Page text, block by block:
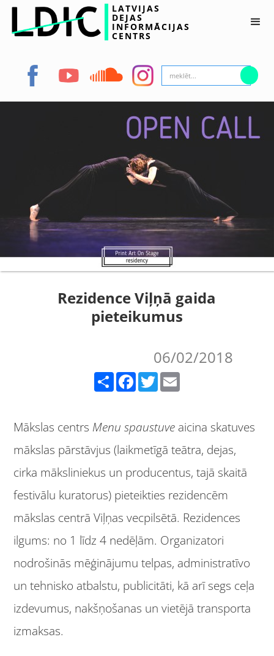
LATVIJAS
DEJAS
INFORMĀCIJAS
CENTRS
Rezidence Viļņā gaida
pieteikumus
06/02/2018
Facebook Twitter
Mākslas centrs Menu spaustuve aicina skatuves
mākslas pārstāvjus (laikmetīgā teātra, dejas,
cirka māksliniekus un producentus, tajā skaitā
festivālu kuratorus) pieteikties rezidencēm
mākslas centrā Viļņas vecpilsētā. Rezidences
ilgums: no 1 līdz 4 nedēļām. Organizatori
nodrošinās mēģinājumu telpas, administratīvo
un tehnisko atbalstu, publicitāti, kā arī segs ceļa
izdevumus, nakšņošanas un vietējā transporta
izmaksas.